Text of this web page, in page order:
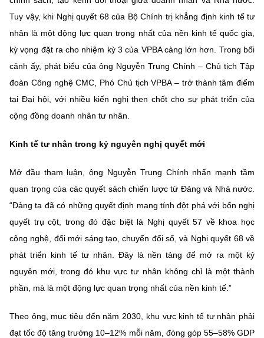
Chọn ngôn ngữ
Vietnamese English
BỘ KHOA HỌC VÀ CÔNG NGHỆ
MINISTRY OF SCIENCE AND TECHNOLOGY
Chịu trách nhiệm nội dung: Nguyễn Thị Hải Hằng
Giám đốc Trung tâm Truyền thông Khoa học và Công nghệ.
Liên hệ
Điện thoại: 024 3936 9506
Email:stc@mst.gov.vn
©2026 Bản quyền thuộc Bộ Khoa Học và Công Nghệ
(Ghi rõ nguồn "https://mst.gov.vn" khi phát hành lại thông tin từ
Tuy vậy, khi Nghị quyết 68 của Bộ Chính trị khẳng định kinh tế tư
nhân là một động lực quan trọng nhất của nền kinh tế quốc gia,
kỳ vọng đặt ra cho nhiệm kỳ 3 của VPBA càng lớn hơn. Trong bối
cảnh ấy, phát biểu của ông Nguyễn Trung Chính – Chủ tịch Tập
đoàn Công nghệ CMC, Phó Chủ tịch VPBA – trở thành tâm điểm
tại Đại hội, với nhiều kiến nghị then chốt cho sự phát triển của
cộng đồng doanh nhân tư nhân.
Kinh tế tư nhân trong kỷ nguyên nghị quyết mới
Mở đầu tham luận, ông Nguyễn Trung Chính nhấn mạnh tầm
quan trọng của các quyết sách chiến lược từ Đảng và Nhà nước.
“Đảng ta đã có những quyết định mang tính đột phá với bốn nghị
quyết trụ cột, trong đó đặc biệt là Nghị quyết 57 về khoa học
công nghệ, đổi mới sáng tạo, chuyển đổi số, và Nghị quyết 68 về
phát triển kinh tế tư nhân. Đây là nền tảng để mở ra một kỷ
nguyên mới, trong đó khu vực tư nhân không chỉ là một thành
phần, mà là một động lực quan trọng nhất của nền kinh tế.”
Theo ông, mục tiêu đến năm 2030, khu vực kinh tế tư nhân phải
đạt tốc độ tăng trưởng 10–12% mỗi năm, đóng góp 55–58% GDP